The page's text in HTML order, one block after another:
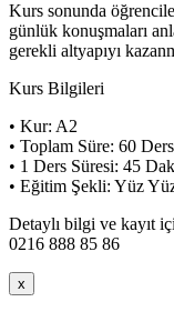
Kurs sonunda
günlük konuşmaları
gerekli altyapıyı
Kurs Bilgileri
• Kur: A2
• Toplam Süre: 60 Ders
• 1 Ders Süresi: 45
• Eğitim Şekli: Yüz
Detaylı bilgi ve kayıt
0216 888 85 86
x